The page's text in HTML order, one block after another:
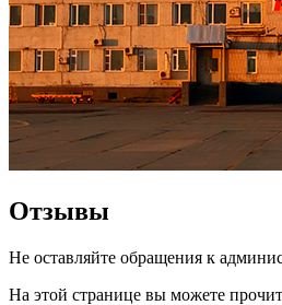
Отзывы
Не оставляйте обращения к
На этой странице вы можете